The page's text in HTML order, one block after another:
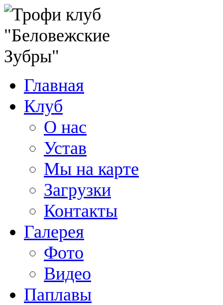
Главная
Клуб
О нас
Устав
Мы на карте
Загрузки
Контакты
Галерея
Фото
Видео
Паплавы